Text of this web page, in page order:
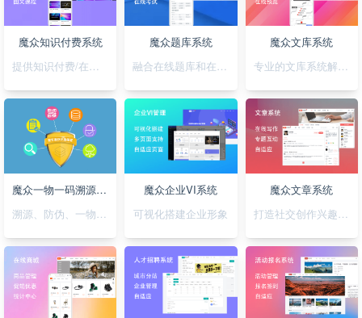
魔众知识付费系统
魔众题库系统
魔众文库系统
魔众一物一码溯源防伪系统
魔众企业VI系统
可视化搭建企业形象
魔众文章系统